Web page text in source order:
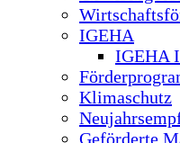
IGEHA
IGEHA
Klimaschutz
Geförderte